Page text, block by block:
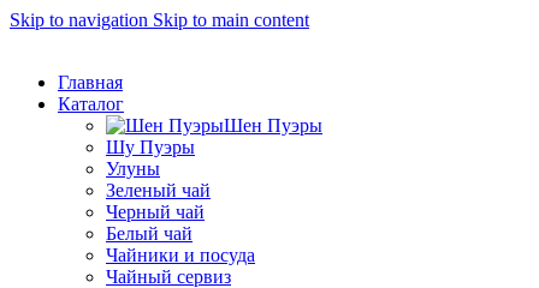
Skip to navigation Skip to main content
Главная
Каталог
Шен Пуэры
Шу Пуэры
Улуны
Зеленый чай
Черный чай
Белый чай
Чайники и посуда
Чайный сервиз